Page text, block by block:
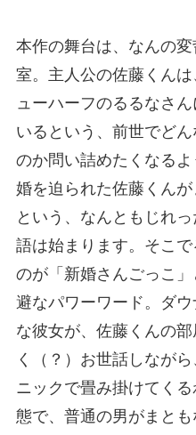
本作の舞台は、なんの
室。主人公の佐藤くん
ューハーフのるるなさ
いるという、前世でど
のか問い詰めたくなる
婚を迫られた佐藤くん
という、なんともじれ
語は始まります。そこ
のが「新婚さんごっこ
避なパワーワード。ダ
な彼女が、佐藤くんの
く（？）お世話しなが
ニックで畳み掛けてく
態で、普通の男がまと